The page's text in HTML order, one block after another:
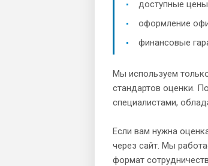
доступные
оформление
финансовые
Мы используем
стандартов оценки.
специалистами,
Если вам нужна
через сайт. Мы
формат